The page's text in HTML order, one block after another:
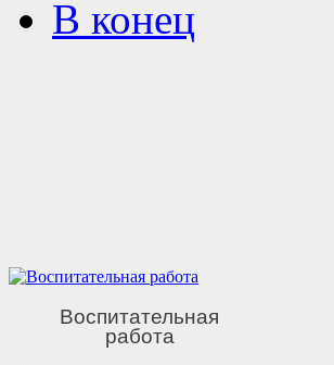
В конец
Воспитательная
работа